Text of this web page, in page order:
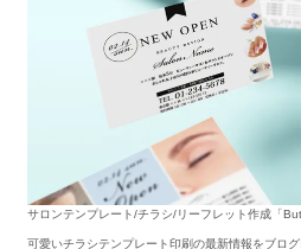
サロンテンプレート/チラシ/リーフレット作成「
可愛いチラシテンプレート印刷の最新情報をブロ